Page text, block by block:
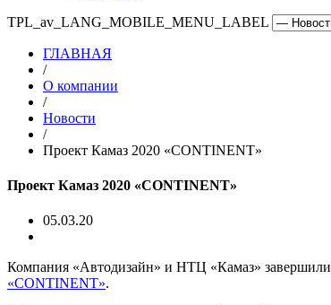
TPL_av_LANG_MOBILE_MENU_LABEL
ГЛАВНАЯ
/
О компании
/
Новости
/
Проект Камаз 2020 «CONTINENT»
Проект Камаз 2020 «CONTINENT»
05.03.20
Компания «Автодизайн» и НТЦ «Камаз» завершили
«CONTINENT».